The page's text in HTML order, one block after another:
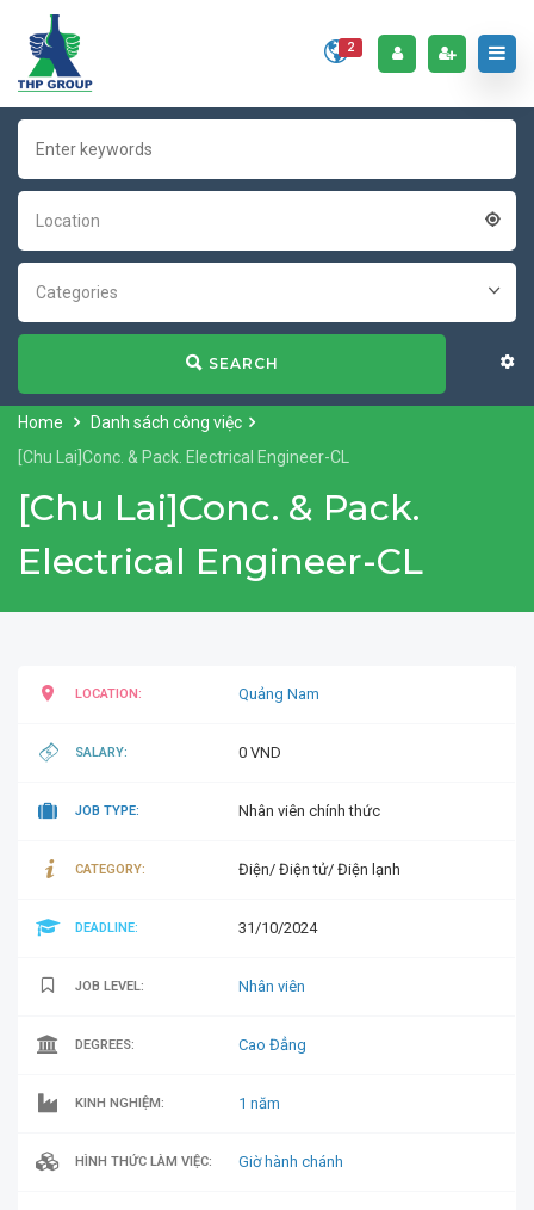
2
Location
Categories
SEARCH
Home
Danh sách công việc
[Chu Lai]Conc. & Pack. Electrical Engineer-CL
[Chu Lai]Conc. & Pack.
Electrical Engineer-CL
LOCATION: Quảng Nam
SALARY: 0 VND
JOB TYPE: Nhân viên chính thức
CATEGORY: Điện/ Điện tử/ Điện lạnh
DEADLINE: 31/10/2024
JOB LEVEL: Nhân viên
DEGREES: Cao Đẳng
KINH NGHIỆM: 1 năm
HÌNH THỨC LÀM VIỆC: Giờ hành chánh